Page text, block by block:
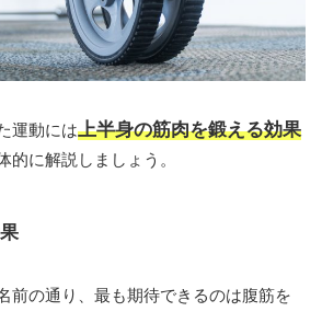
運動には上半身の筋肉を鍛える効果
的に解説しましょう。
前の通り、最も期待できるのは腹筋を